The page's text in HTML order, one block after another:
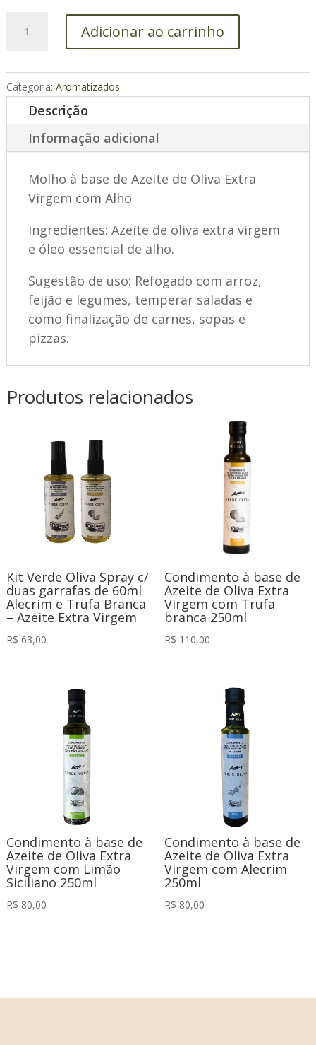
Condimento
de
Azeite
Oliva
Extra
Virgem
com
250ml
quantidade
Adicionar ao carrinho
Categoria: Aromatizados
Descrição
Informação adicional
Molho à base de Azeite de Oliva Extra
Virgem com Alho
Ingredientes: Azeite de oliva extra virgem
e óleo essencial de alho.
Sugestão de uso: Refogado com arroz,
feijão e legumes, temperar saladas e
como finalização de carnes, sopas e
pizzas.
Produtos relacionados
Kit Verde Oliva Spray c/
duas garrafas de 60ml
Alecrim e Trufa Branca
– Azeite Extra Virgem
R$ 63,00
Condimento à base de
Azeite de Oliva Extra
Virgem com Trufa
branca 250ml
R$ 110,00
Condimento à base de
Azeite de Oliva Extra
Virgem com Limão
Siciliano 250ml
R$ 80,00
Condimento à base de
Azeite de Oliva Extra
Virgem com Alecrim
250ml
R$ 80,00